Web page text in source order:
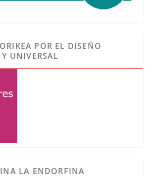
POR EL DISEÑO
UNIVERSAL
LA ENDORFINA